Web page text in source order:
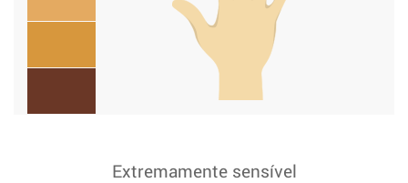
Extremamente sensível